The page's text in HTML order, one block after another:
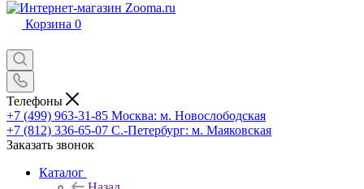
Корзина 0
Телефоны
+7 (499) 963-31-85 Москва: м. Новослободская
+7 (812) 336-65-07 С.-Петербург: м. Маяковская
Заказать звонок
Каталог